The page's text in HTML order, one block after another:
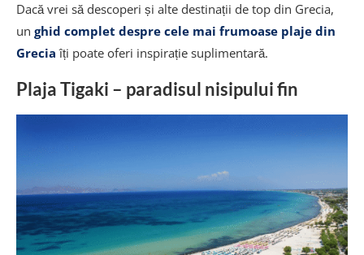
Dacă vrei să descoperi și alte destinații de top din Grecia,
un ghid complet despre cele mai frumoase plaje din
Grecia îți poate oferi inspirație suplimentară.
Plaja Tigaki – paradisul nisipului fin